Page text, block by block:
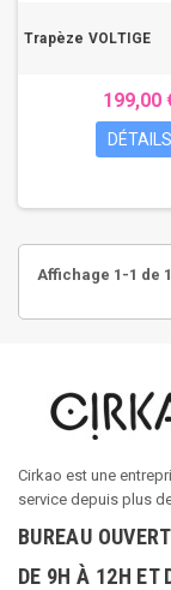
Trapèze VOLTIGE
199,00
DÉTAILS
Affichage 1-1 de
Cirkao est une
service depuis plus
BUREAU
DE 9H À 12H ET